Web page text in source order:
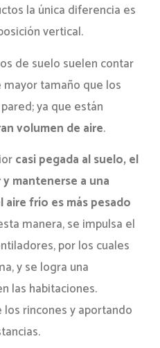
la única diferencia es
vertical.
de suelo suelen contar
tamaño que los
ya que están
volumen de aire.
casi pegada al suelo, el
mantenerse a una
aire frío es más pesado
manera, se impulsa el
por los cuales
y se logra una
las habitaciones.
rincones y aportando